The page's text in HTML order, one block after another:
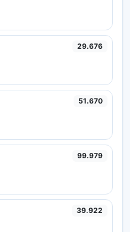
29.676
51.670
99.979
39.922